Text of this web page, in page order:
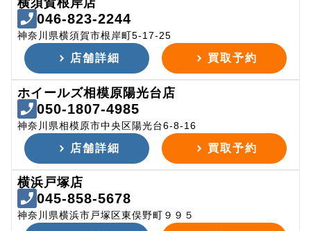
046-823-2244
神奈川県横須賀市根岸町5-17-25
店舗詳細 買取予約
ホイールズ相模原陽光台店
050-1807-4985
神奈川県相模原市中央区陽光台6-8-16
店舗詳細 買取予約
横浜戸塚店
045-858-5678
神奈川県横浜市戸塚区東俣野町９９５